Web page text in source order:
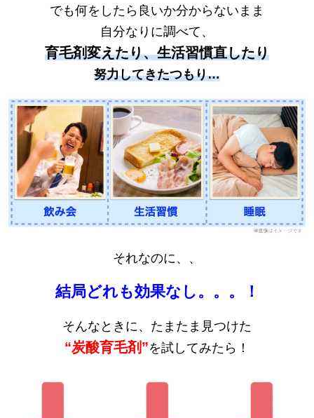
でも何をしたら良いか分からないまま
自分なりに調べて、
育毛剤変えたり、生活習慣直したり
努力してきたつもり…
それなのに、、
結局どれも効果なし。。。！
そんなときに、たまたま見つけた
“炭酸育毛剤”を試してみたら！